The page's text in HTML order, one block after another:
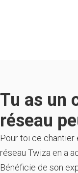
Tu as un
réseau
Pour toi ce chantier
réseau Twiza en a
Bénéficie de son